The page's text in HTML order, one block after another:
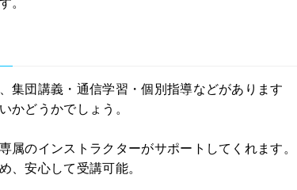
。
集団講義・通信学習・個別指導などがあります
かどうかでしょう。
属のインストラクターがサポートしてくれます。
、安心して受講可能。